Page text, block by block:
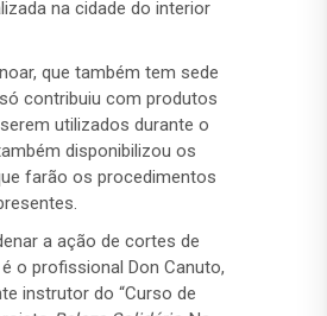
na cidade do interior
que também tem sede
contribuiu com produtos
utilizados durante o
disponibilizou os
farão os procedimentos
a ação de cortes de
o profissional Don Canuto,
instrutor do “Curso de